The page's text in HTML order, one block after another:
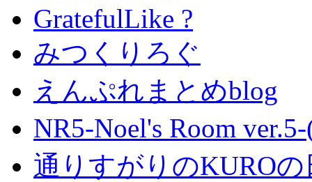
GratefulLike ?
みつくりろぐ
えんぷれまとめblog
NR5-Noel's Room
通りすがりのKURO